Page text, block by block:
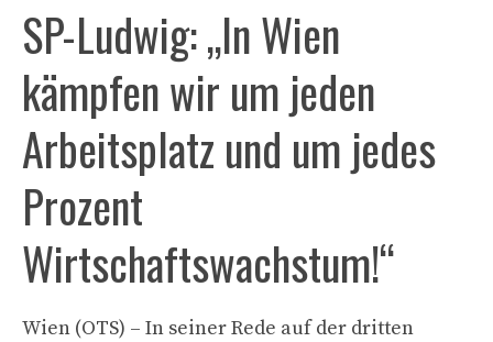
SP-Ludwig: „In Wien
kämpfen wir um jeden
Arbeitsplatz und um jedes
Prozent
Wirtschaftswachstum!“
Wien (OTS) – In seiner Rede auf der dritten